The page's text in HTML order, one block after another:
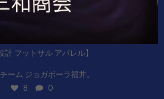
計 フットサル アパレル】
ーム ジョガボーラ福井。
8 0